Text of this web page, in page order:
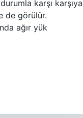
karşı karşıya
de görülür.
ağır yük